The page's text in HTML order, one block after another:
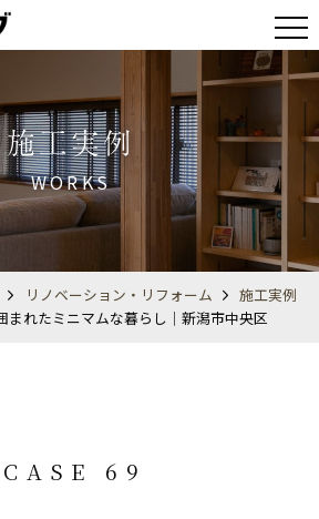
施工実例
WORKS
リノベーション・リフォーム
施工実例
まれたミニマムな暮らし│新潟市中央区
CASE 69